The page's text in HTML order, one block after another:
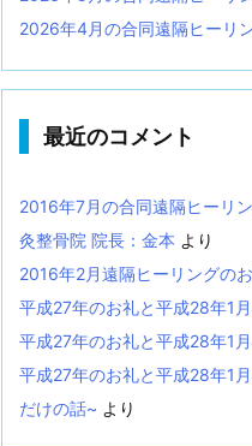
2026年4月の合同遠隔ヒーリ
最近のコメント
2016年7月の合同遠隔ヒーリ
灸整骨院 院長：金本 より
2016年2月遠隔ヒーリングのお
平成27年のお礼と平成28年1
平成27年のお礼と平成28年1
平成27年のお礼と平成28年1
だけの話~ より